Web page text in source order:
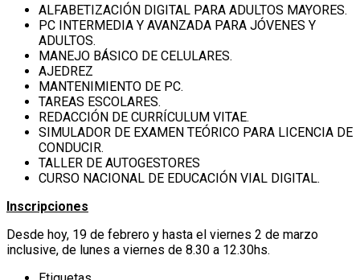
ALFABETIZACIÓN DIGITAL PARA ADULTOS MAYORES.
PC INTERMEDIA Y AVANZADA PARA JÓVENES Y
ADULTOS.
MANEJO BÁSICO DE CELULARES.
AJEDREZ
MANTENIMIENTO DE PC.
TAREAS ESCOLARES.
REDACCIÓN DE CURRÍCULUM VITAE.
SIMULADOR DE EXAMEN TEÓRICO PARA LICENCIA DE
CONDUCIR.
TALLER DE AUTOGESTORES
CURSO NACIONAL DE EDUCACIÓN VIAL DIGITAL.
Inscripciones
Desde hoy, 19 de febrero y hasta el viernes 2 de marzo
inclusive, de lunes a viernes de 8.30 a 12.30hs.